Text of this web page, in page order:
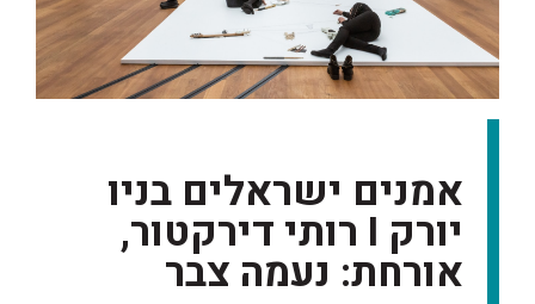
אמנים ישראלים בניו
יורק I רותי דירקטור,
אורחת: נעמה צבר